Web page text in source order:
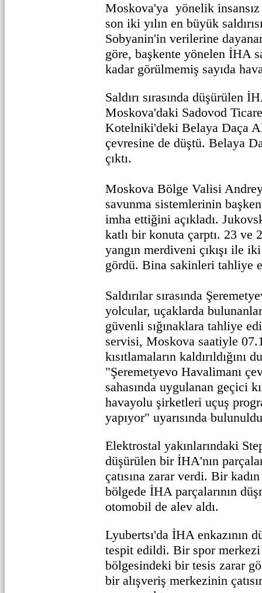
Moskova'ya yönelik insansız
son iki yılın en büyük
Sobyanin'in verilerine
göre, başkente yönelen İHA
kadar görülmemiş sayıda
Saldırı sırasında düşürülen
Moskova'daki Sadovod
Kotelniki'deki Belaya Daça
çevresine de düştü. Belaya
çıktı.
Moskova Bölge Valisi
savunma sistemlerinin
imha ettiğini açıkladı.
katlı bir konuta çarptı. 23 ve
yangın merdiveni çıkışı ile
gördü. Bina sakinleri tahliye
Saldırılar sırasında
yolcular, uçaklarda
güvenli sığınaklara tahliye
servisi, Moskova saatiyle
kısıtlamaların kaldırıldığını
"Şeremetyevo Havalimanı
sahasında uygulanan geçici
havayolu şirketleri uçuş
yapıyor" uyarısında
Elektrostal yakınlarındaki
düşürülen bir İHA'nın
çatısına zarar verdi. Bir
bölgede İHA parçalarının
otomobil de alev aldı.
Lyubertsı'da İHA enkazının
tespit edildi. Bir spor merkezi
bölgesindeki bir tesis zarar
bir alışveriş merkezinin